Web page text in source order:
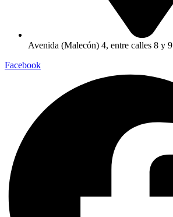
Avenida (Malecón) 4, entre calles 8 y 9
Facebook